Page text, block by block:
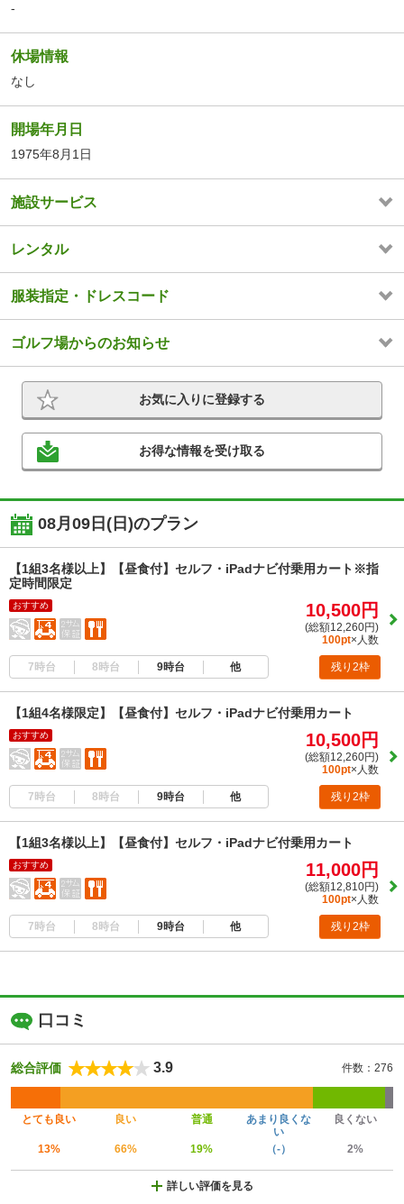
-
休場情報
なし
開場年月日
1975年8月1日
施設サービス
レンタル
服装指定・ドレスコード
ゴルフ場からのお知らせ
お気に入りに登録する
お得な情報を受け取る
08月09日(日)のプラン
【1組3名様以上】【昼食付】セルフ・iPadナビ付乗用カート※指
定時間限定
おすすめ 10,500円
(総額12,260円)
100pt×人数
7時台 8時台 9時台 他 残り2枠
【1組4名様限定】【昼食付】セルフ・iPadナビ付乗用カート
おすすめ 10,500円
(総額12,260円)
100pt×人数
7時台 8時台 9時台 他 残り2枠
【1組3名様以上】【昼食付】セルフ・iPadナビ付乗用カート
おすすめ 11,000円
(総額12,810円)
100pt×人数
7時台 8時台 9時台 他 残り2枠
口コミ
総合評価 3.9 件数：276
とても良い 良い 普通
あまり良くな
い
良くない
13% 66% 19% （-） 2%
詳しい評価を見る